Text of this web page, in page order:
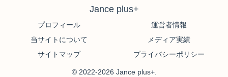
Jance plus+
プロフィール
運営者情報
当サイトについて
メディア実績
サイトマップ
プライバシーポリシー
© 2022-2026 Jance plus+.